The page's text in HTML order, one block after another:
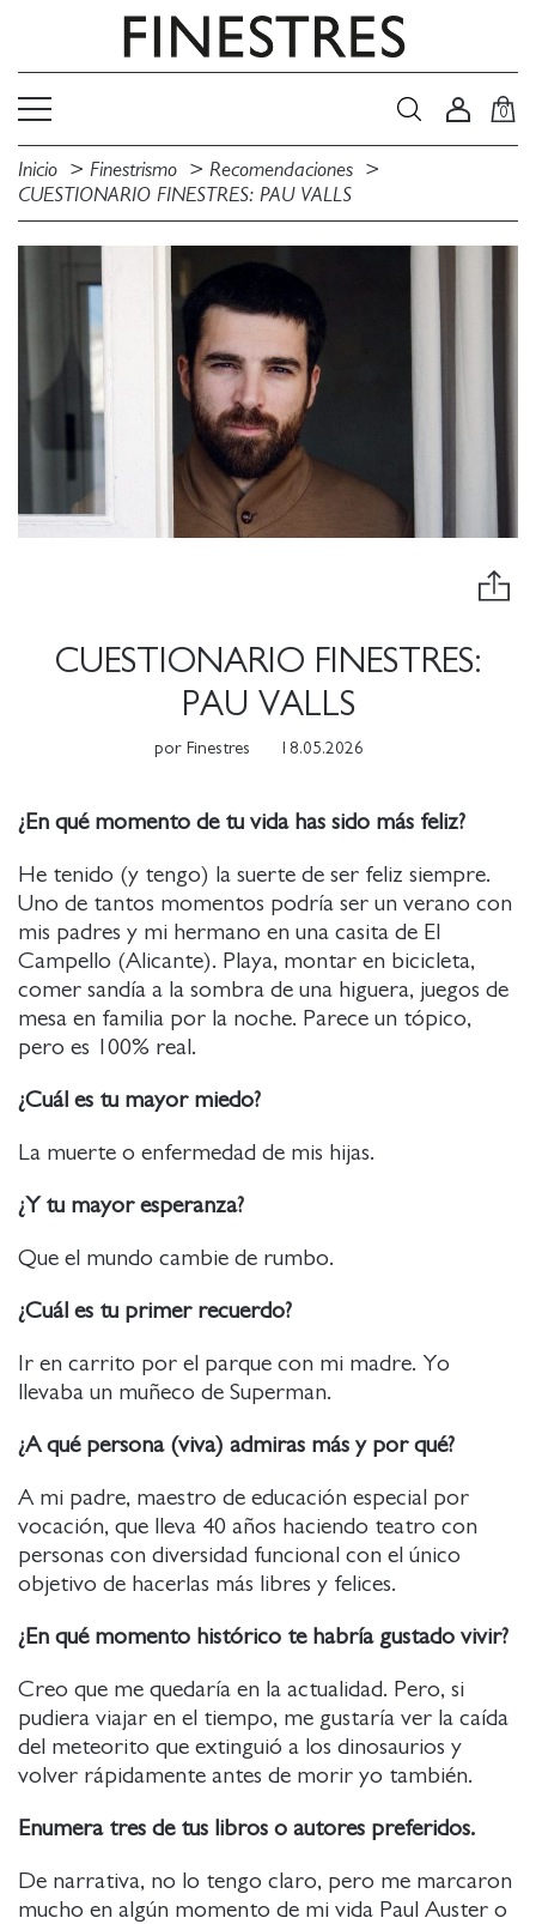
0
Inicio Finestrismo
Recomendaciones
CUESTIONARIO FINESTRES: PAU VALLS
CUESTIONARIO FINESTRES:
PAU VALLS
por Finestres 18.05.2026
¿En qué momento de tu vida has sido más feliz?
He tenido (y tengo) la suerte de ser feliz siempre.
Uno de tantos momentos podría ser un verano con
mis padres y mi hermano en una casita de El
Campello (Alicante). Playa, montar en bicicleta,
comer sandía a la sombra de una higuera, juegos de
mesa en familia por la noche. Parece un tópico,
pero es 100% real.
¿Cuál es tu mayor miedo?
La muerte o enfermedad de mis hijas.
¿Y tu mayor esperanza?
Que el mundo cambie de rumbo.
¿Cuál es tu primer recuerdo?
Ir en carrito por el parque con mi madre. Yo
llevaba un muñeco de Superman.
¿A qué persona (viva) admiras más y por qué?
A mi padre, maestro de educación especial por
vocación, que lleva 40 años haciendo teatro con
personas con diversidad funcional con el único
objetivo de hacerlas más libres y felices.
¿En qué momento histórico te habría gustado vivir?
Creo que me quedaría en la actualidad. Pero, si
pudiera viajar en el tiempo, me gustaría ver la caída
del meteorito que extinguió a los dinosaurios y
volver rápidamente antes de morir yo también.
Enumera tres de tus libros o autores preferidos.
De narrativa, no lo tengo claro, pero me marcaron
mucho en algún momento de mi vida Paul Auster o